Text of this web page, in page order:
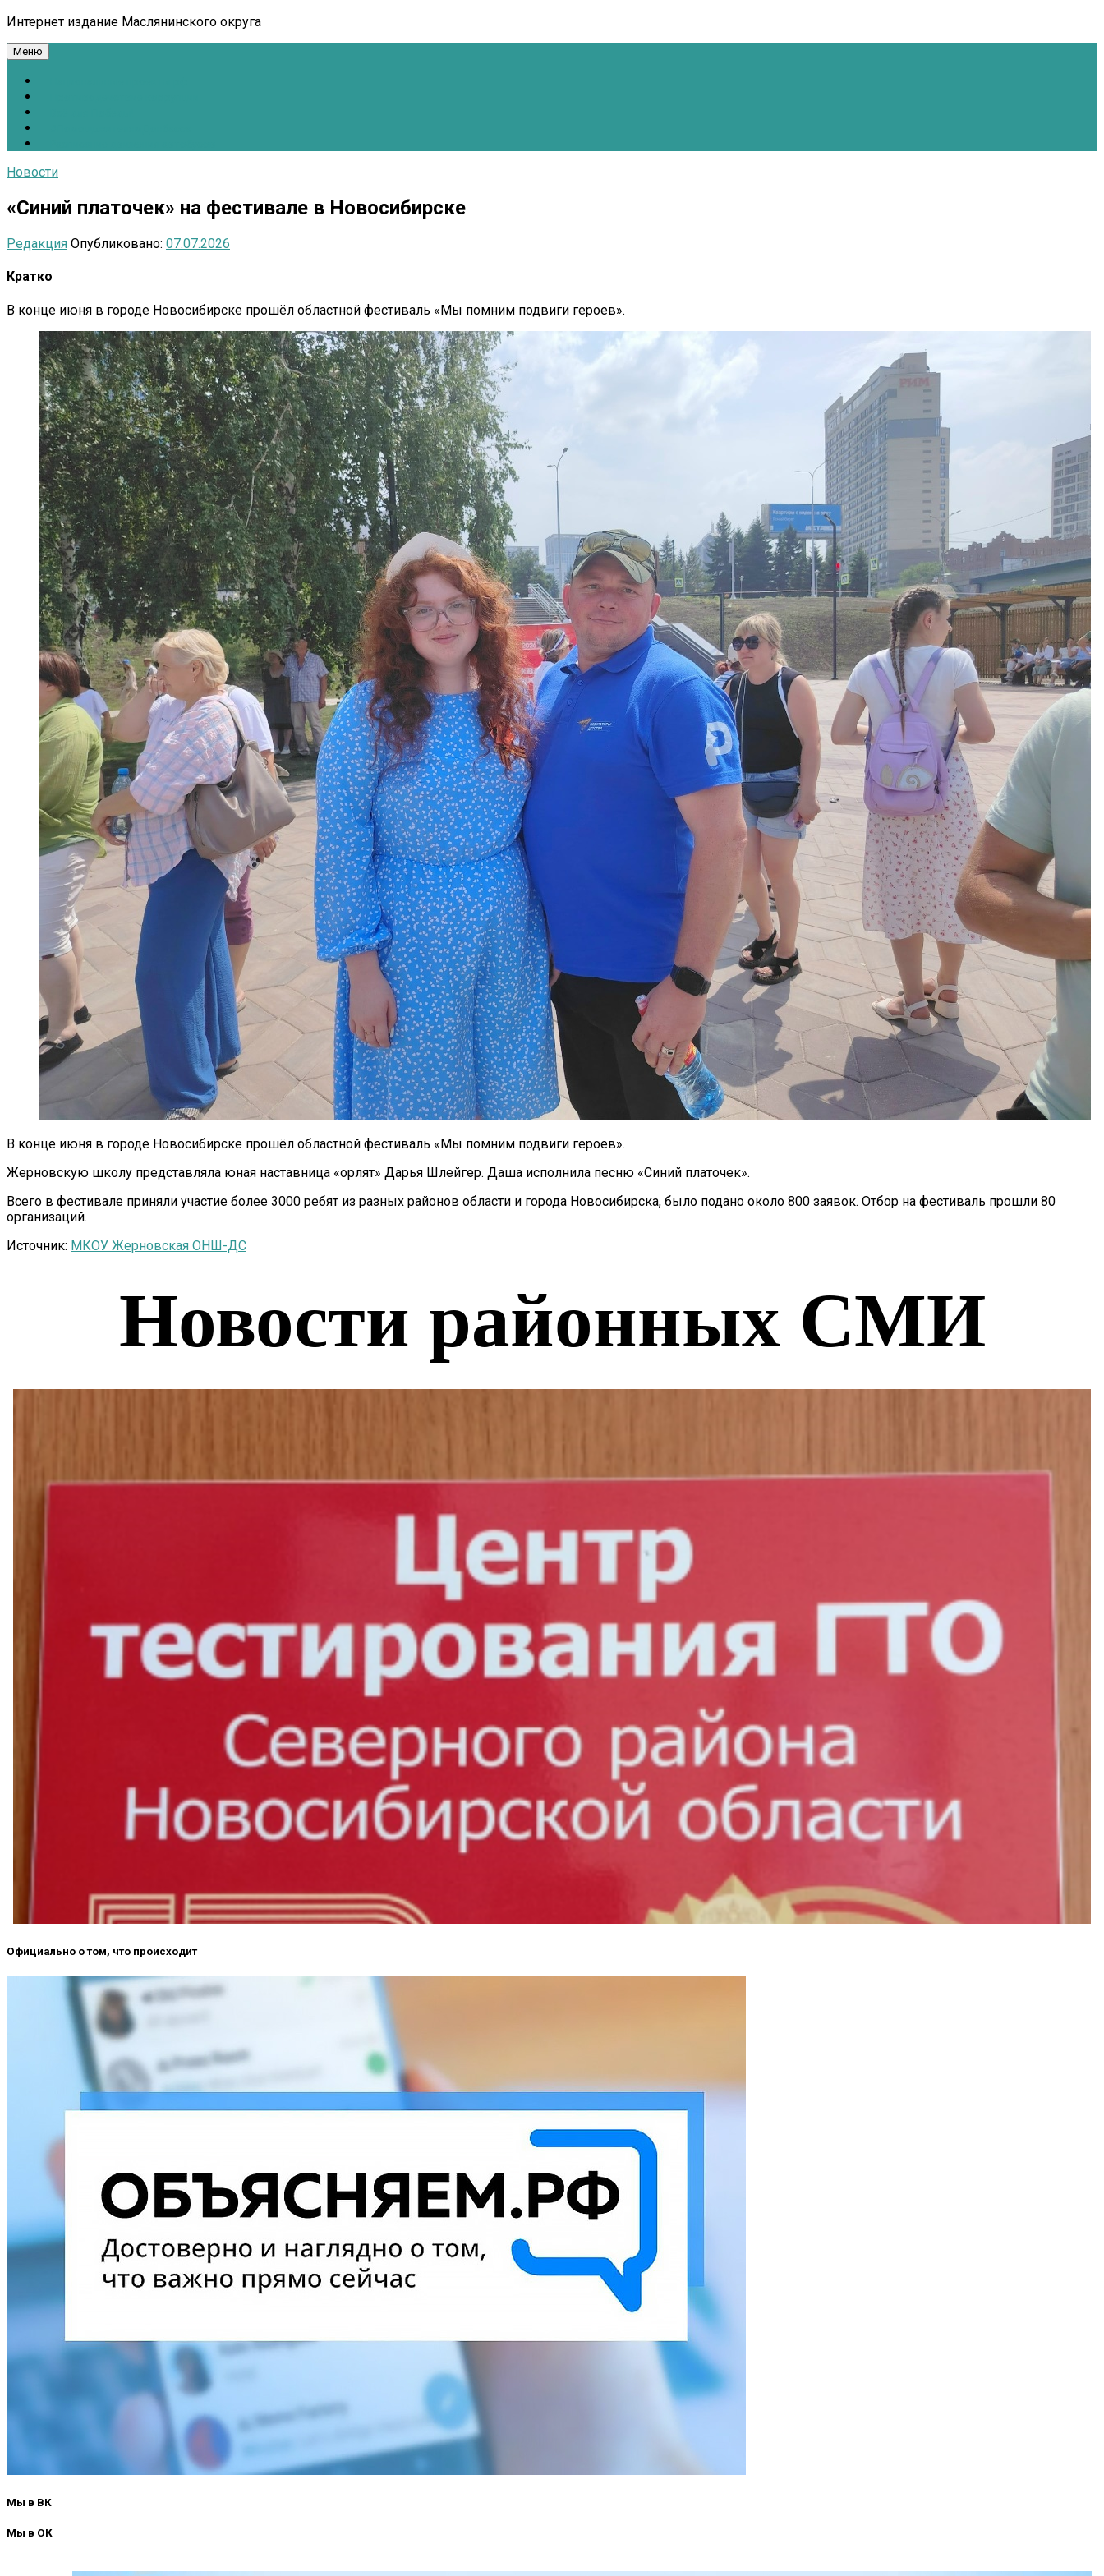
Интернет издание Маслянинского округа
Меню
Новости
«Синий платочек» на фестивале в Новосибирске
Редакция Опубликовано: 07.07.2026
Кратко
В конце июня в городе Новосибирске прошёл областной фестиваль «Мы помним подвиги героев».
В конце июня в городе Новосибирске прошёл областной фестиваль «Мы помним подвиги героев».
Жерновскую школу представляла юная наставница «орлят» Дарья Шлейгер. Даша исполнила песню «Синий платочек».
Всего в фестивале приняли участие более 3000 ребят из разных районов области и города Новосибирска, было подано около 800 заявок. Отбор на фестиваль прошли 80
организаций.
Источник: МКОУ Жерновская ОНШ-ДС
Официально о том, что происходит
Мы в ВК
Мы в ОК